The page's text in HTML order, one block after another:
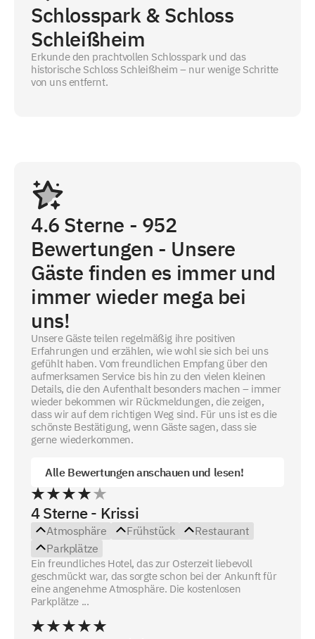
Schlosspark & Schloss
Schleißheim
Erkunde den prachtvollen Schlosspark und das
historische Schloss Schleißheim – nur wenige Schritte
von uns entfernt.
4.6 Sterne - 952
Bewertungen - Unsere
Gäste finden es immer und
immer wieder mega bei
uns!
Unsere Gäste teilen regelmäßig ihre positiven
Erfahrungen und erzählen, wie wohl sie sich bei uns
gefühlt haben. Vom freundlichen Empfang über den
aufmerksamen Service bis hin zu den vielen kleinen
Details, die den Aufenthalt besonders machen – immer
wieder bekommen wir Rückmeldungen, die zeigen,
dass wir auf dem richtigen Weg sind. Für uns ist es die
schönste Bestätigung, wenn Gäste sagen, dass sie
gerne wiederkommen.
Alle Bewertungen anschauen und lesen!
4 Sterne - Krissi
Atmosphäre Frühstück
Restaurant
Parkplätze
Ein freundliches Hotel, das zur Osterzeit liebevoll
geschmückt war, das sorgte schon bei der Ankunft für
eine angenehme Atmosphäre. Die kostenlosen
Parkplätze ...